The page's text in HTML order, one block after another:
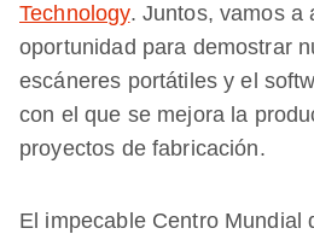
Technology. Juntos, vamos a
oportunidad para demostrar
escáneres portátiles y el
con el que se mejora la
proyectos de fabricación.
El impecable Centro Mundial